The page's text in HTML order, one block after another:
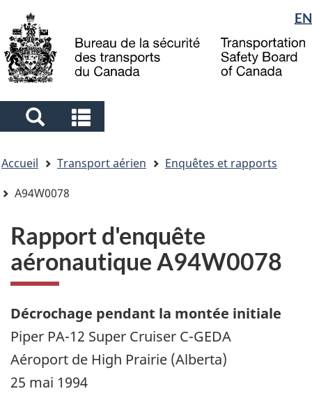
to
main
to
"About
government"
à
la
Sélection
de
la
langue
EN
Search
and
menus
and
menus
êtes
ici
Accueil Transport aérien
Enquêtes et rapports
A94W0078
Rapport d'enquête
aéronautique A94W0078
Décrochage pendant la montée initiale
Piper PA-12 Super Cruiser C-GEDA
Aéroport de High Prairie (Alberta)
25 mai 1994